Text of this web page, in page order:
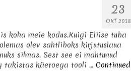
23
OKT 2018
koha meie kodus.Kuigi Eliise tuba
olev sahtliboks kirjutuslaua
silmas. Sest see ei mahtunud
takistas käetoega tooli … Continued